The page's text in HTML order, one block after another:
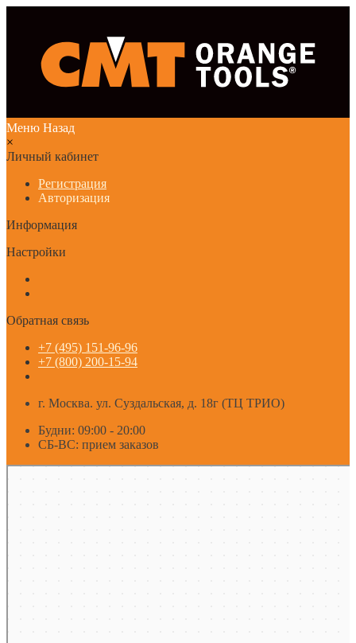
Меню Назад
×
Личный кабинет
Регистрация
Авторизация
Информация
Настройки
Обратная связь
+7 (495) 151-96-96
+7 (800) 200-15-94
г. Москва. ул. Суздальская, д. 18г (ТЦ ТРИО)
Будни: 09:00 - 20:00
СБ-ВС: прием заказов